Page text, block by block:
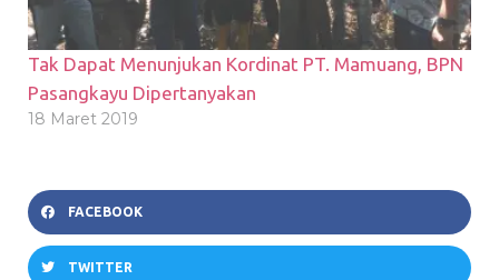
Tak Dapat Menunjukan Kordinat PT. Mamuang, BPN
Pasangkayu Dipertanyakan
18 Maret 2019
FACEBOOK
TWITTER